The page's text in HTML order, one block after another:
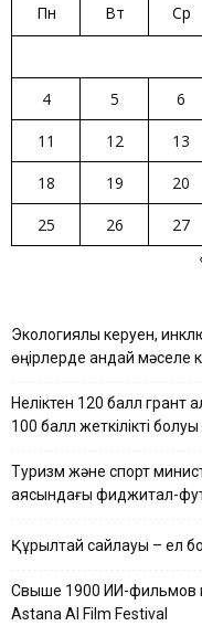
Пн Вт Ср
4
5 6
11
12 13
18
19 20
25
26 27
Экологиялық керуен,
өңірлерде қандай мәселе
Неліктен 120 балл грант
100 балл жеткілікті
Туризм және спорт
аясындағы фиджитал-
Құрылтай сайлауы – ел
Свыше 1900 ИИ-фильмов
Astana AI Film Festival